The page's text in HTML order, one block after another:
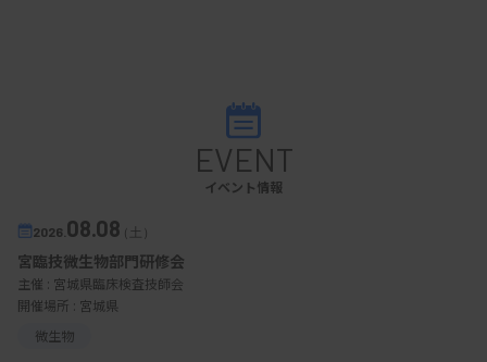
EVENT
イベント情報
2026. 08.08（土）
宮臨技微生物部門研修会
主催 : 宮城県臨床検査技師会
開催場所 : 宮城県
微生物